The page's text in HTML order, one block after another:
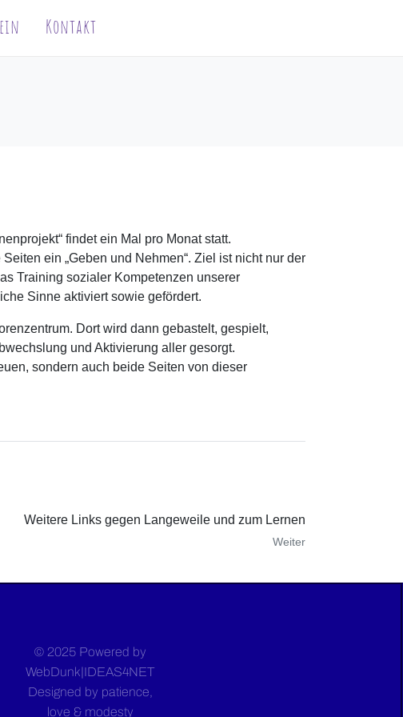
Kontakt
findet ein Mal pro Monat statt.
ein „Geben und Nehmen“. Ziel ist nicht nur der
Training sozialer Kompetenzen unserer
Sinne aktiviert sowie gefördert.
Dort wird dann gebastelt, gespielt,
und Aktivierung aller gesorgt.
sondern auch beide Seiten von dieser
Weitere Links gegen Langeweile und zum Lernen
Weiter
© 2025 Powered by
WebDunk|IDEAS4NET
Designed by patience,
love & modesty